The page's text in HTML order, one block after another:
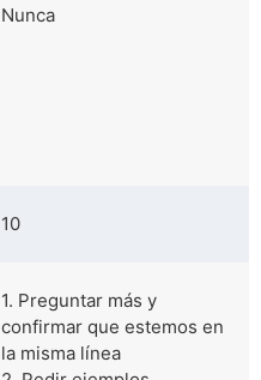
Nunca
10
1. Preguntar más y
confirmar que estemos en
la misma línea